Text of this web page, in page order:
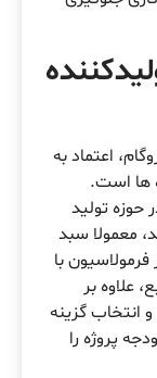
اعتماد به
ها است.
حوزه تولید
معمولا سبد
با
علاوه بر
انتخاب گزینه
پروژه را